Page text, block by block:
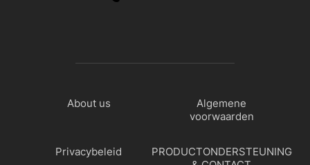
About us
Algemene
voorwaarden
Privacybeleid
PRODUCTONDERSTEUNING